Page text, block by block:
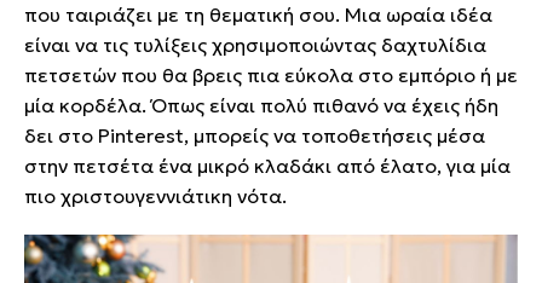
που ταιριάζει με τη θεματική σου. Μια ωραία ιδέα
είναι να τις τυλίξεις χρησιμοποιώντας δαχτυλίδια
πετσετών που θα βρεις πια εύκολα στο εμπόριο ή με
μία κορδέλα. Όπως είναι πολύ πιθανό να έχεις ήδη
δει στο Pinterest, μπορείς να τοποθετήσεις μέσα
στην πετσέτα ένα μικρό κλαδάκι από έλατο, για μία
πιο χριστουγεννιάτικη νότα.